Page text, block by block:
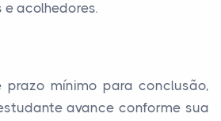
acolhedores.
prazo mínimo para conclusão,
avance conforme sua